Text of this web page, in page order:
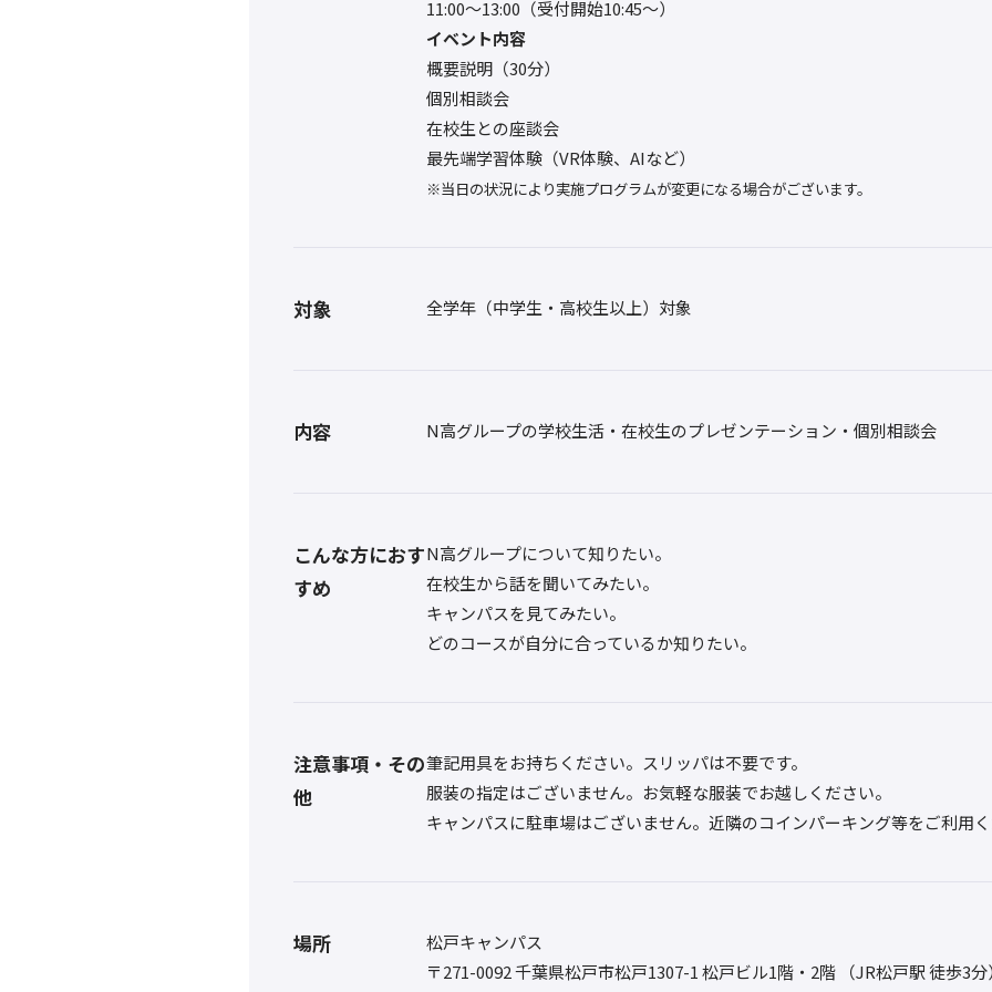
11:00～13:00（受付開始10:45～）
イベント内容
概要説明（30分）
個別相談会
在校生との座談会
最先端学習体験（VR体験、AIなど）
※当日の状況により実施プログラムが変更になる場合がございます。
対象 全学年（中学生・高校生以上）対象
内容 N高グループの学校生活・在校生のプレゼンテーション・個別相談会
こんな方におす
すめ
N高グループについて知りたい。
在校生から話を聞いてみたい。
キャンパスを見てみたい。
どのコースが自分に合っているか知りたい。
注意事項・その
他
筆記用具をお持ちください。スリッパは不要です。
服装の指定はございません。お気軽な服装でお越しください。
キャンパスに駐車場はございません。近隣のコインパーキング等をご利用く
場所
松戸キャンパス
〒271-0092 千葉県松戸市松戸1307-1 松戸ビル1階・2階 （JR松戸駅 徒歩3分）